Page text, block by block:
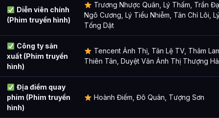
Diễn viên chính
(Phim truyền hình)
Trương Nhược Quân, Lý Thấm, Trần
Ngô Cương, Lý Tiểu Nhiễm, Tân Chỉ Lôi,
Tống Dật
Công ty sản
xuất (Phim truyền
hình)
Tencent Ảnh Thị, Tân Lệ TV, Thâm
Thiên Tân, Duyệt Văn Ảnh Thị Thượng
Địa điểm quay
phim (Phim truyền
hình)
Hoành Điếm, Đô Quân, Tượng Sơn